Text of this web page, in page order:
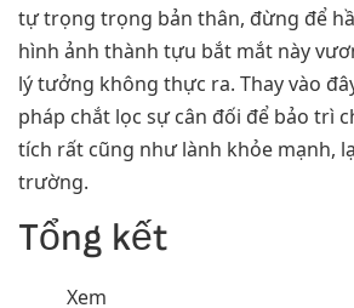
tự trọng trọng bản thân, đừng để
hình ảnh thành tựu bắt mắt này
lý tưởng không thực ra. Thay vào
pháp chắt lọc sự cân đối để bảo trì
tích rất cũng như lành khỏe mạnh,
trường.
Tổng kết
Xem